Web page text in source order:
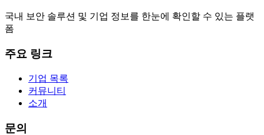
국내 보안 솔루션 및 기업 정보를 한눈에 확인할 수 있는 플랫
폼
주요 링크
기업 목록
커뮤니티
소개
문의